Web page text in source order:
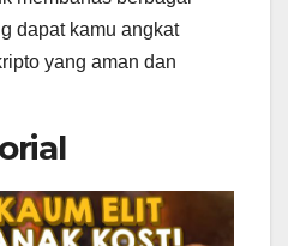
dapat kamu angkat
yang aman dan